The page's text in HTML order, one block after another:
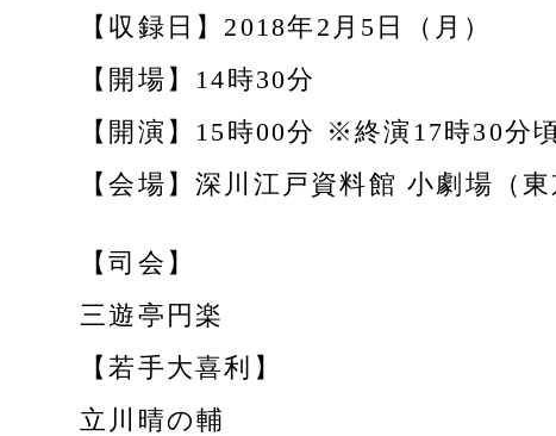
【収録日】2018年2月5日（月）
【開場】14時30分
【開演】15時00分 ※終演17時30分
【会場】深川江戸資料館 小劇場（
【司会】
三遊亭円楽
【若手大喜利】
立川晴の輔